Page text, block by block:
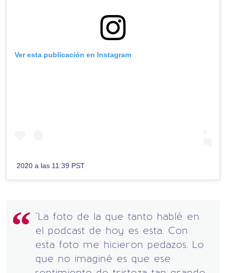
Ver esta publicación en Instagram
2020 a las 11:39 PST
"La foto de la que tanto hablé en
el podcast de hoy es esta. Con
esta foto me hicieron pedazos. Lo
que no imaginé es que ese